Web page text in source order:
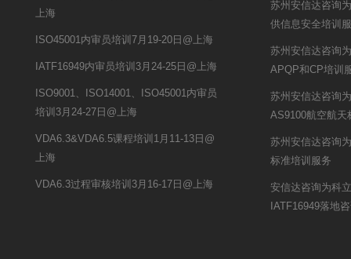
上海
ISO45001内审员培训7月19-20日@上海
IATF16949内审员培训3月24-25日@上海
ISO9001、ISO14001、ISO45001内审员
培训3月24-27日@上海
VDA6.3&VDA6.5课程培训1月11-13日@
上海
VDA6.3过程审核培训3月16-17日@上海
苏州安信达咨询
供信息安全培训
苏州安信达咨询
APQP和CP培训
苏州安信达咨询
AS9100航空航天
苏州安信达咨询
标准培训服务
安信达咨询为科
IATF16949落地